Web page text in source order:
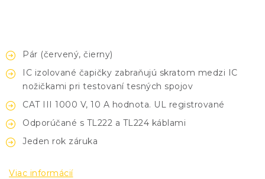
Pár (červený, čierny)
IC izolované čapičky zabraňujú skratom medzi IC
nožičkami pri testovaní tesných spojov
CAT III 1000 V, 10 A hodnota. UL registrované
Odporúčané s TL222 a TL224 káblami
Jeden rok záruka
Viac informácií